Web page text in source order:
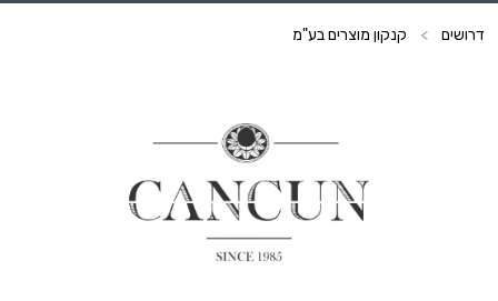
דרושים > קנקון מוצרים בע"מ